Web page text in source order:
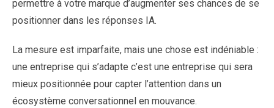
permettre à votre marque d’augmenter ses chances de se
positionner dans les réponses IA.
La mesure est imparfaite, mais une chose est indéniable :
une entreprise qui s’adapte c’est une entreprise qui sera
mieux positionnée pour capter l’attention dans un
écosystème conversationnel en mouvance.